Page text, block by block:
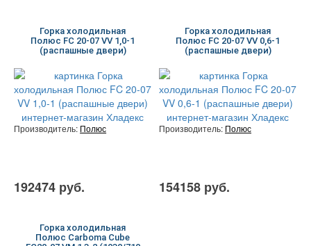
Горка холодильная
Полюс FC 20-07 VV 1,0-1
(распашные двери)
Производитель: Полюс
192474 руб.
Горка холодильная
Полюс FC 20-07 VV 0,6-1
(распашные двери)
Производитель: Полюс
154158 руб.
Горка холодильная
Полюс Carboma Cube